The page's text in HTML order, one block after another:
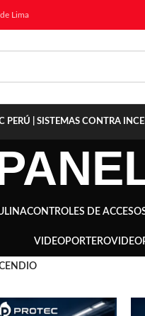
Lima
PERÚ | SISTEMAS CONTRA
CONTROLES DE
VIDEOPORTERO